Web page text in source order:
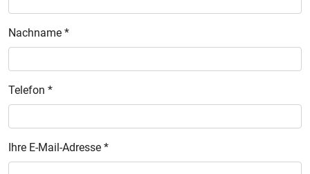
Nachname *
Telefon *
Ihre E-Mail-Adresse *